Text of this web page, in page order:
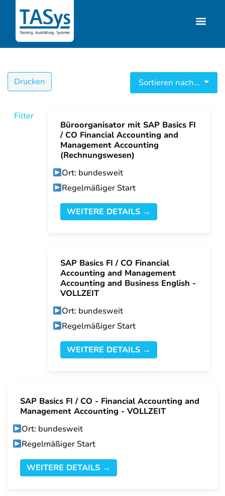
Drucken Sortieren nach...
Filter
Büroorganisator mit SAP Basics FI
/ CO Financial Accounting and
Management Accounting
(Rechnungswesen)
Ort: bundesweit
Regelmäßiger Start
WEITERE DETAILS →
SAP Basics FI / CO Financial
Accounting and Management
Accounting and Business English -
VOLLZEIT
Ort: bundesweit
Regelmäßiger Start
WEITERE DETAILS →
SAP Basics FI / CO - Financial Accounting and
Management Accounting - VOLLZEIT
Ort: bundesweit
Regelmäßiger Start
WEITERE DETAILS →